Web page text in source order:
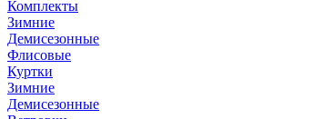
Комплекты
Зимние
Демисезонные
Флисовые
Куртки
Зимние
Демисезонные